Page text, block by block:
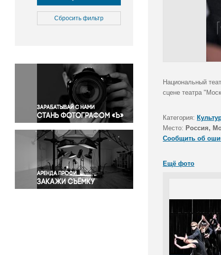
Культура
Медицина
Окружающая среда
Политика
Правосудие
Происшествия и конфликты
Религия
Светская жизнь
Спорт
Экология
Экономика и бизнес
Сбросить фильтр
Национальный
сцене театра
Категория:
Место: Россия,
Сообщить об
Ещё фото